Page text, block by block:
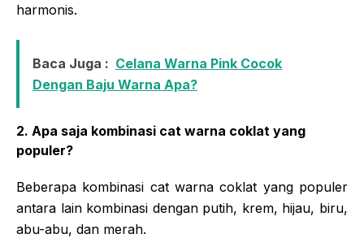
harmonis.
Baca Juga : Celana Warna Pink Cocok
Dengan Baju Warna Apa?
2. Apa saja kombinasi cat warna coklat yang
populer?
Beberapa kombinasi cat warna coklat yang populer
antara lain kombinasi dengan putih, krem, hijau, biru,
abu-abu, dan merah.